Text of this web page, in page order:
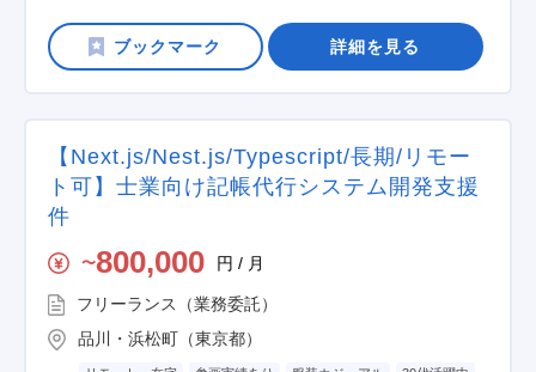
詳細を見る
【Next.js/Nest.js/Typescript/長期/リモー
ト可】士業向け記帳代行システム開発支援
件
〜800,000 円 / 月
フリーランス（業務委託）
品川・浜松町（東京都）